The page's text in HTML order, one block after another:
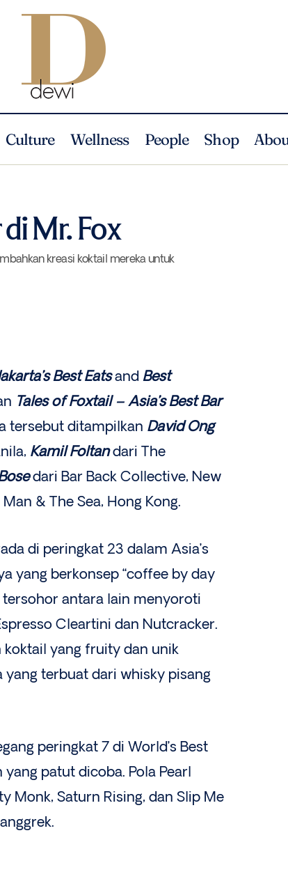
Culture Wellness People Shop
Mr. Fox
kreasi koktail mereka untuk
Best Eatsand Best
Tales of Foxtail – Asia’s Best Bar
tersebut ditampilkan David Ong
Kamil Foltandari The
dari Bar Back Collective, New
& The Sea, Hong Kong.
di peringkat 23 dalam Asia’s
yang berkonsep “coffee by day
tersohor antara lain menyoroti
Cleartini dan Nutcracker.
koktail yang fruity dan unik
yang terbuat dari whisky pisang
peringkat 7 di World’s Best
patut dicoba. Pola Pearl
Monk, Saturn Rising, dan Slip Me